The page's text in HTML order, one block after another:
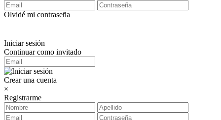
Olvidé mi contraseña
Iniciar sesión
Continuar como invitado
Crear una cuenta
×
Registrarme